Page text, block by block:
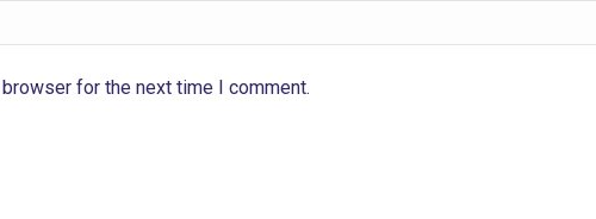
for the next time I comment.